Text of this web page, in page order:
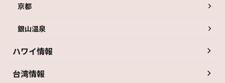
京都
銀山温泉
ハワイ情報
台湾情報